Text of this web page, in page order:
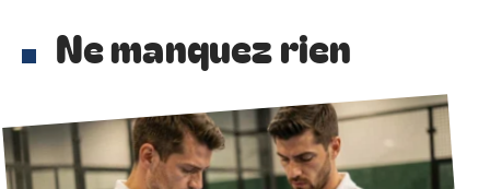
Ne manquez rien